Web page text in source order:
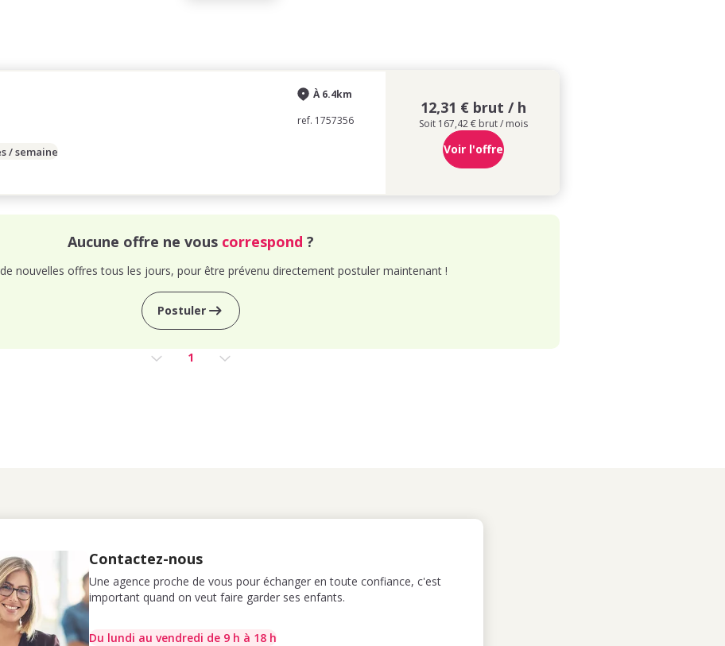
À 6.4km
ref. 1757356
/ semaine
12,31 € brut / h
Soit 167,42 € brut / mois
Voir l'offre
Aucune offre ne vous correspond ?
nouvelles offres tous les jours, pour être prévenu directement postuler maintenant !
Postuler
1
Contactez-nous
Une agence proche de vous pour échanger en toute confiance, c'est
important quand on veut faire garder ses enfants.
Du lundi au vendredi de 9 h à 18 h